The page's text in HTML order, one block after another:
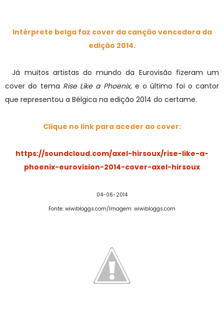
Intérprete belga faz cover da canção vencedora da
edição 2014.
Já muitos artistas do mundo da Eurovisão fizeram um
cover do tema Rise Like a Phoenix, e o último foi o cantor
que representou a Bélgica na edição 2014 do certame.
Clique no link para aceder ao cover:
https://soundcloud.com/axel-hirsoux/rise-like-a-
phoenix-eurovision-2014-cover-axel-hirsoux
04-06-2014
Fonte: wiwibloggs.com/Imagem: wiwibloggs.com